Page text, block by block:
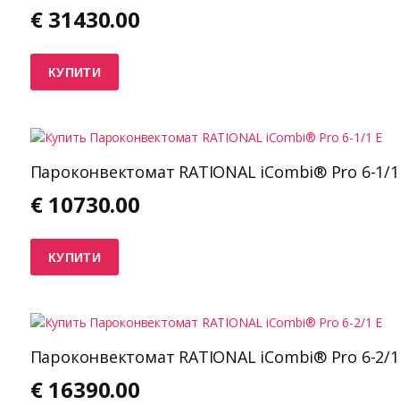
€ 31430.00
КУПИТИ
Пароконвектомат RATIONAL iCombi® Pro 6-1/
€ 10730.00
КУПИТИ
Пароконвектомат RATIONAL iCombi® Pro 6-2/
€ 16390.00